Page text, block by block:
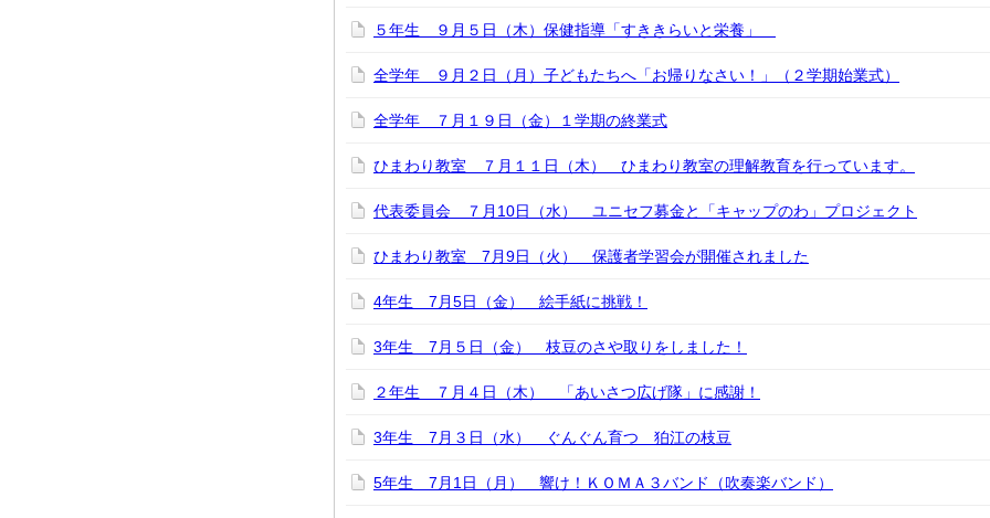
５年生 ９月５日（木）保健指導「すききらいと栄養」
全学年 ９月２日（月）子どもたちへ「お帰りなさい！」（２学期始業式）
全学年 ７月１９日（金）１学期の終業式
ひまわり教室 ７月１１日（木） ひまわり教室の理解教育を行っています。
代表委員会 ７月10日（水） ユニセフ募金と「キャップのわ」プロジェクト
ひまわり教室 7月9日（火） 保護者学習会が開催されました
4年生 7月5日（金） 絵手紙に挑戦！
3年生 7月５日（金） 枝豆のさや取りをしました！
２年生 ７月４日（木） 「あいさつ広げ隊」に感謝！
3年生 7月３日（水） ぐんぐん育つ 狛江の枝豆
5年生 7月1日（月） 響け！ＫＯＭＡ３バンド（吹奏楽バンド）